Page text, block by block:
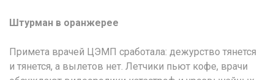
Штурман в оранжерее
Примета врачей ЦЭМП сработала: дежурство тянется
и тянется, а вылетов нет. Летчики пьют кофе, врачи